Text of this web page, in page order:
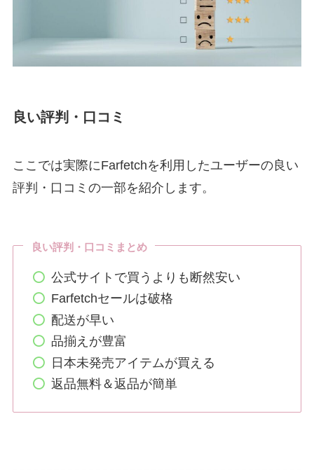
良い評判・口コミ
ここでは実際にFarfetchを利用したユーザーの良い
評判・口コミの一部を紹介します。
良い評判・口コミまとめ
公式サイトで買うよりも断然安い
Farfetchセールは破格
配送が早い
品揃えが豊富
日本未発売アイテムが買える
返品無料＆返品が簡単